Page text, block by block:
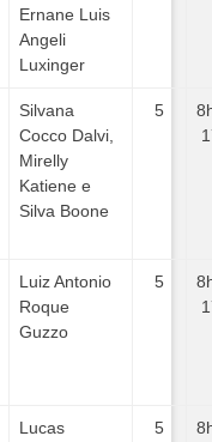
Ernane Luis
Angeli
Luxinger
Silvana
Cocco Dalvi,
Mirelly
Katiene e
Silva Boone
5
Luiz Antonio
Roque
Guzzo
5
Lucas
5